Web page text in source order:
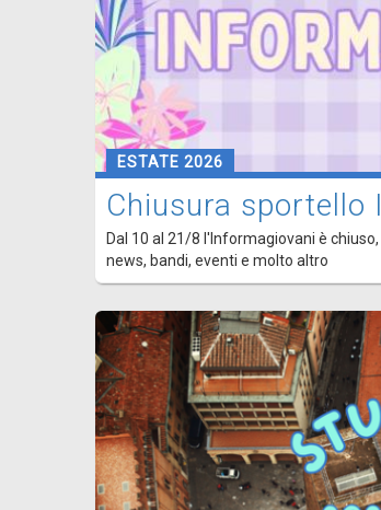
ESTATE 2026
Chiusura sportello
Dal 10 al 21/8 l'Informagiovani è
news, bandi, eventi e molto altro